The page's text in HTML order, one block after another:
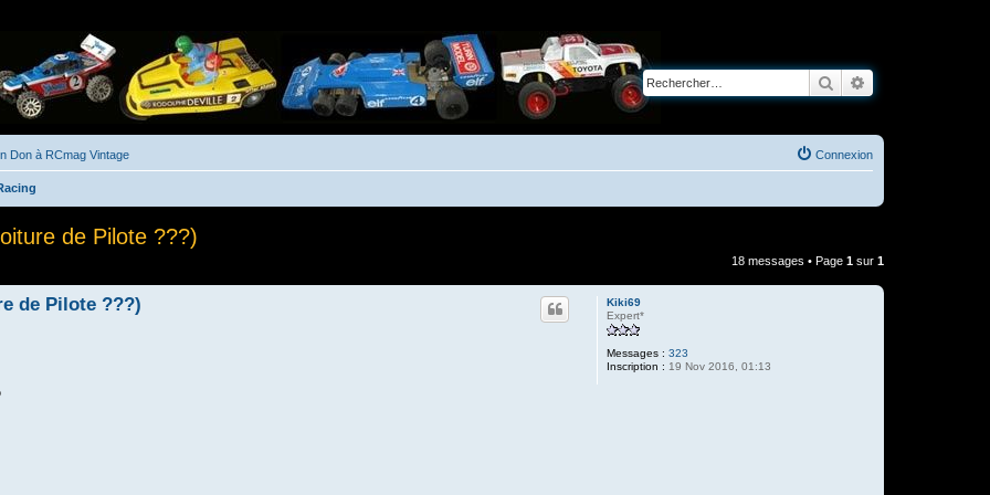
Rechercher
Don à RCmag Vintage Connexion
de Pilote ???)
18 messages • Page 1 sur 1
Kiki69
Expert*
Messages : 323
Inscription : 19 Nov 2016, 01:13
de Pilote ???)